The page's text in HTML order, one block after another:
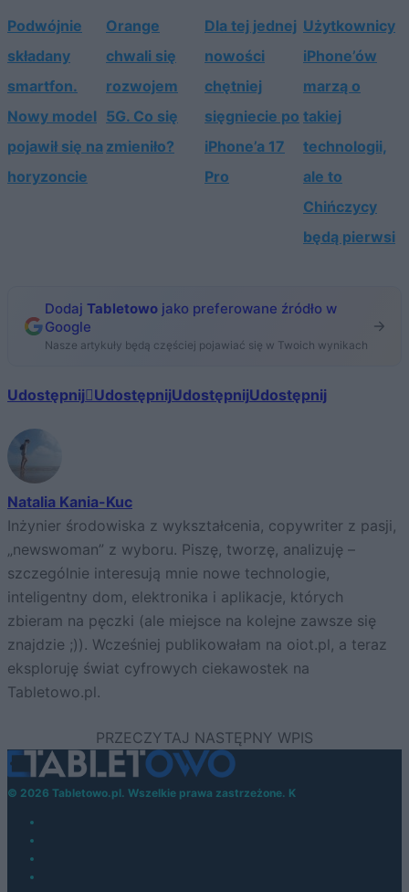
Podwójnie
składany
smartfon.
Nowy model
pojawił się na
horyzoncie
Orange
chwali się
rozwojem
5G. Co się
zmieniło?
Dla tej jednej
nowości
chętniej
sięgniecie po
iPhone’a 17
Pro
Użytkownicy
iPhone’ów
marzą o
takiej
technologii,
ale to
Chińczycy
będą pierwsi
Dodaj Tabletowo jako preferowane źródło w
Google
Nasze artykuły będą częściej pojawiać się w Twoich wynikach
Udostępnij UdostępnijUdostępnijUdostępnij
Natalia Kania-Kuc
Inżynier środowiska z wykształcenia, copywriter z pasji,
„newswoman” z wyboru. Piszę, tworzę, analizuję –
szczególnie interesują mnie nowe technologie,
inteligentny dom, elektronika i aplikacje, których
zbieram na pęczki (ale miejsce na kolejne zawsze się
znajdzie ;)). Wcześniej publikowałam na oiot.pl, a teraz
eksploruję świat cyfrowych ciekawostek na
Tabletowo.pl.
© 2026 Tabletowo.pl. Wszelkie prawa zastrzeżone. K